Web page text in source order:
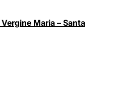
Maria – Santa